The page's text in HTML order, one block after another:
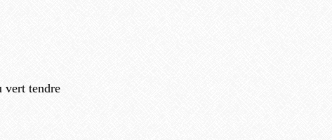
vert tendre